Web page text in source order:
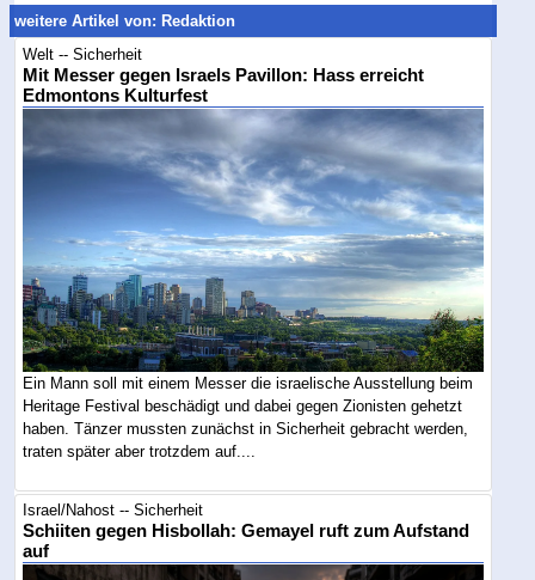
weitere Artikel von: Redaktion
Welt -- Sicherheit
Mit Messer gegen Israels Pavillon: Hass erreicht
Edmontons Kulturfest
Ein Mann soll mit einem Messer die israelische Ausstellung beim
Heritage Festival beschädigt und dabei gegen Zionisten gehetzt
haben. Tänzer mussten zunächst in Sicherheit gebracht werden,
traten später aber trotzdem auf....
Israel/Nahost -- Sicherheit
Schiiten gegen Hisbollah: Gemayel ruft zum Aufstand
auf